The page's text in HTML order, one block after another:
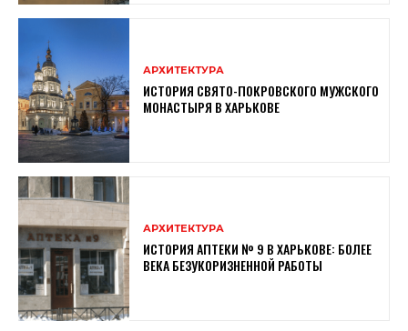
АРХИТЕКТУРА
ИСТОРИЯ СВЯТО-ПОКРОВСКОГО МУЖСКОГО
МОНАСТЫРЯ В ХАРЬКОВЕ
АРХИТЕКТУРА
ИСТОРИЯ АПТЕКИ № 9 В ХАРЬКОВЕ: БОЛЕЕ
ВЕКА БЕЗУКОРИЗНЕННОЙ РАБОТЫ